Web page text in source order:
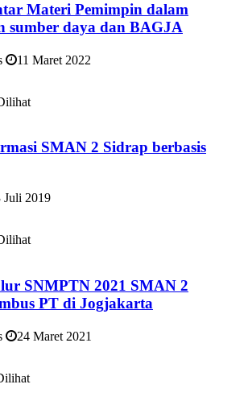
Materi Pemimpin dalam
sumber daya dan BAGJA
11 Maret 2022
SMAN 2 Sidrap berbasis
Juli 2019
SNMPTN 2021 SMAN 2
PT di Jogjakarta
24 Maret 2021